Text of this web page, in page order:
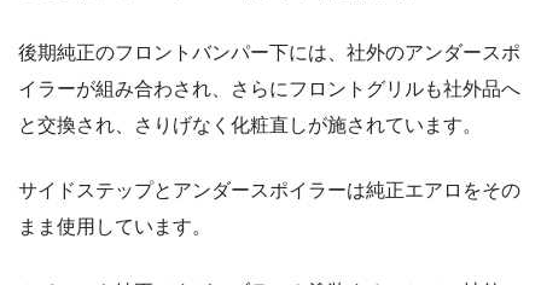
後期純正のフロントバンパー下には、社外のアンダースポ
イラーが組み合わされ、さらにフロントグリルも社外品へ
と交換され、さりげなく化粧直しが施されています。
サイドステップとアンダースポイラーは純正エアロをその
まま使用しています。